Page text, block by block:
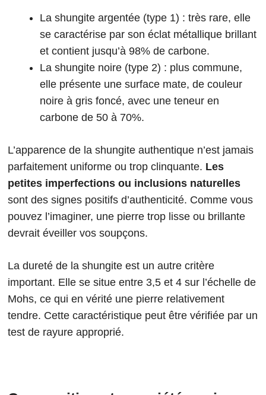
La shungite argentée (type 1) : très rare, elle
se caractérise par son éclat métallique brillant
et contient jusqu’à 98% de carbone.
La shungite noire (type 2) : plus commune,
elle présente une surface mate, de couleur
noire à gris foncé, avec une teneur en
carbone de 50 à 70%.
L’apparence de la shungite authentique n’est jamais
parfaitement uniforme ou trop clinquante. Les
petites imperfections ou inclusions naturelles
sont des signes positifs d’authenticité. Comme vous
pouvez l’imaginer, une pierre trop lisse ou brillante
devrait éveiller vos soupçons.
La dureté de la shungite est un autre critère
important. Elle se situe entre 3,5 et 4 sur l’échelle de
Mohs, ce qui en vérité une pierre relativement
tendre. Cette caractéristique peut être vérifiée par un
test de rayure approprié.